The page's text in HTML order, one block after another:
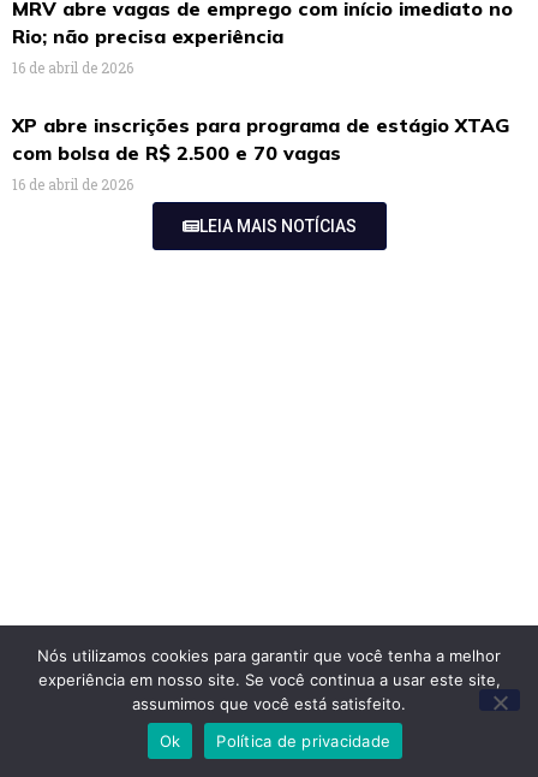
MRV abre vagas de emprego com início imediato no
Rio; não precisa experiência
16 de abril de 2026
XP abre inscrições para programa de estágio XTAG
com bolsa de R$ 2.500 e 70 vagas
16 de abril de 2026
LEIA MAIS NOTÍCIAS
Nós utilizamos cookies para garantir que você tenha a melhor
experiência em nosso site. Se você continua a usar este site,
assumimos que você está satisfeito.
Ok
Política de privacidade